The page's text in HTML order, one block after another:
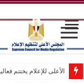
الأعلى للإعلام يختتم